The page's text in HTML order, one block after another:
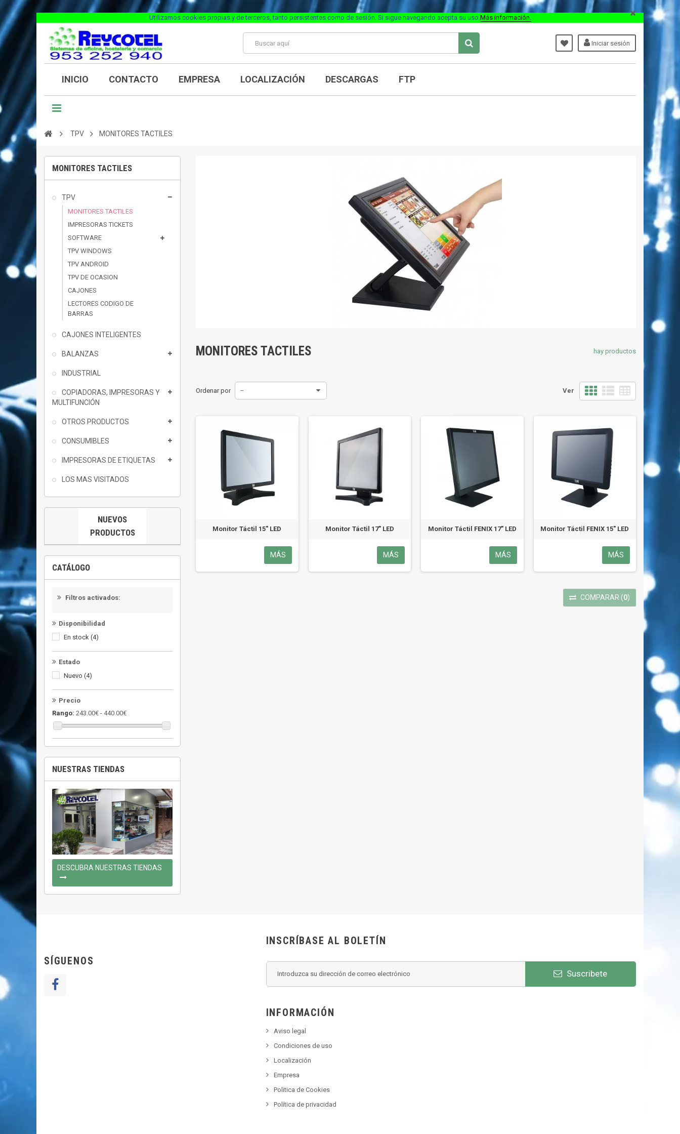
Utilizamos cookies propias y de terceros, tanto persistentes como de sesión. Si sigue navegando acepta su uso.Más información.
Iniciar sesión
INICIO CONTACTO EMPRESA LOCALIZACIÓN DESCARGAS FTP
TPV MONITORES TACTILES
MONITORES TACTILES
TPV
MONITORES TACTILES
IMPRESORAS TICKETS
SOFTWARE
TPV WINDOWS
TPV ANDROID
TPV DE OCASION
CAJONES
LECTORES CODIGO DE
BARRAS
CAJONES INTELIGENTES
BALANZAS
INDUSTRIAL
COPIADORAS, IMPRESORAS Y
MULTIFUNCIÓN
OTROS PRODUCTOS
CONSUMIBLES
IMPRESORAS DE ETIQUETAS
LOS MAS VISITADOS
NUEVOS
PRODUCTOS
CATÁLOGO
Filtros activados:
Disponibilidad
En stock (4)
Estado
Nuevo (4)
Precio
Rango: 243.00€ - 440.00€
NUESTRAS TIENDAS
DESCUBRA NUESTRAS TIENDAS
MONITORES TACTILES hay productos
Ver
Ordenar por --
Monitor Táctil 15" LED
MÁS
Monitor Táctil 17" LED
MÁS
Monitor Táctil FENIX 17" LED
MÁS
Monitor Táctil FENIX 15" LED
MÁS
COMPARAR (0)
SÍGUENOS
INSCRÍBASE AL BOLETÍN
Suscribete
INFORMACIÓN
Aviso legal
Condiciones de uso
Localización
Empresa
Politica de Cookies
Política de privacidad